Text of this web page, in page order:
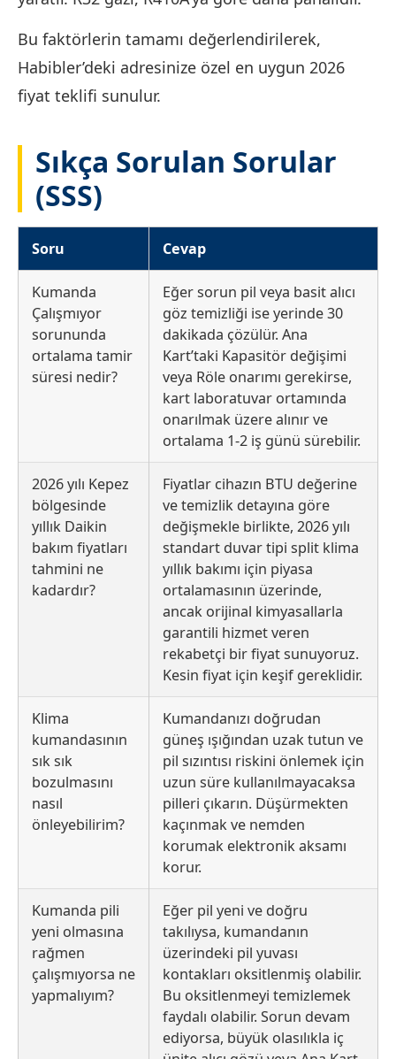
Bu faktörlerin tamamı değerlendirilerek,
Habibler’deki adresinize özel en uygun 2026
fiyat teklifi sunulur.
Sıkça Sorulan Sorular
(SSS)
Soru Cevap
Kumanda
Çalışmıyor
sorununda
ortalama tamir
süresi nedir?
Eğer sorun pil veya basit alıcı
göz temizliği ise yerinde 30
dakikada çözülür. Ana
Kart’taki Kapasitör değişimi
veya Röle onarımı gerekirse,
kart laboratuvar ortamında
onarılmak üzere alınır ve
ortalama 1-2 iş günü sürebilir.
2026 yılı Kepez
bölgesinde
yıllık Daikin
bakım fiyatları
tahmini ne
kadardır?
Fiyatlar cihazın BTU değerine
ve temizlik detayına göre
değişmekle birlikte, 2026 yılı
standart duvar tipi split klima
yıllık bakımı için piyasa
ortalamasının üzerinde,
ancak orijinal kimyasallarla
garantili hizmet veren
rekabetçi bir fiyat sunuyoruz.
Kesin fiyat için keşif gereklidir.
Klima
kumandasının
sık sık
bozulmasını
nasıl
önleyebilirim?
Kumandanızı doğrudan
güneş ışığından uzak tutun ve
pil sızıntısı riskini önlemek için
uzun süre kullanılmayacaksa
pilleri çıkarın. Düşürmekten
kaçınmak ve nemden
korumak elektronik aksamı
korur.
Kumanda pili
yeni olmasına
rağmen
çalışmıyorsa ne
yapmalıyım?
Eğer pil yeni ve doğru
takılıysa, kumandanın
üzerindeki pil yuvası
kontakları oksitlenmiş olabilir.
Bu oksitlenmeyi temizlemek
faydalı olabilir. Sorun devam
ediyorsa, büyük olasılıkla iç